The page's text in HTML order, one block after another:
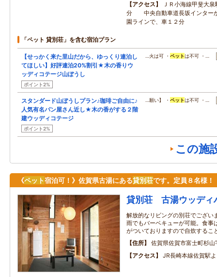
アクセス
ＪＲ小海線甲斐大
分 中央自動車道長坂インター
園ラインで、車１２分
「ペット 貸別荘」を含む宿泊プラン
【せっかく来た里山だから、ゆっくり連泊し
てほしい】好評連泊20%割引★木の香りウ
ッディコテージ山ぼうし
ポイント2%
…火は可 ・ ペットは不可 ・…
スタンダード山ぼうしプラン♪珈琲ご自由に♪
人気有名パン屋さん近し★木の香がする２階
建ウッディコテージ
ポイント2%
…願い】 ・ ペットは不可 ・…
この施
《ペット宿泊可！》佐賀県古湯にある貸別荘です。定員８名様！
貸別荘 古湯ウッディ
解放的なリビングの別荘でござい
雨でもバーベキューが可能。食事
がついておりますので自炊するこ
住所
佐賀県佐賀市富士町杉山
アクセス
JR長崎本線佐賀駅